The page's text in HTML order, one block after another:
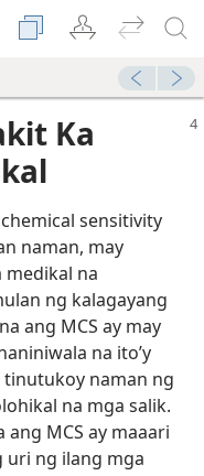
Ka
sensitivity
naman, may
medikal na
ng kalagayang
ang MCS ay may
na ito’y
naman ng
na mga salik.
MCS ay maaari
uri ng ilang mga